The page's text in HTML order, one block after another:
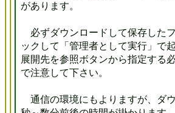
があります。
必ずダウンロードして保存した
ックして「管理者として実行」で
展開先を参照ボタンから指定する
で注意して下さい。
通信の環境にもよりますが、ダ